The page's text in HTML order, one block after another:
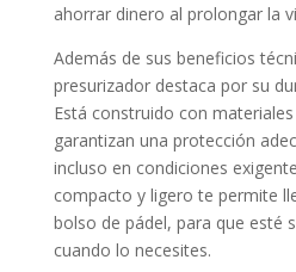
ahorrar dinero al prolongar la
Además de sus beneficios
presurizador destaca por su
Está construido con
garantizan una protección
incluso en condiciones
compacto y ligero te permite
bolso de pádel, para que esté
cuando lo necesites.